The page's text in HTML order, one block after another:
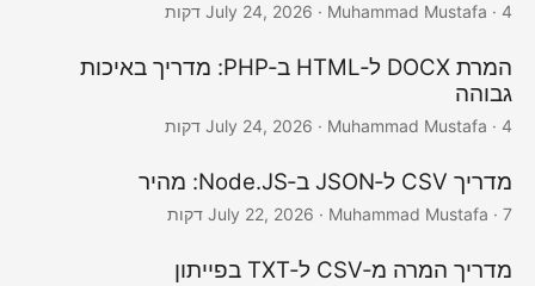
July 24, 2026 · Muhammad Mustafa · 4 דקות
המרת DOCX ל‑HTML ב‑PHP: מדריך באיכות
גבוהה
July 24, 2026 · Muhammad Mustafa · 4 דקות
מדריך CSV ל‑JSON ב‑Node.JS: מהיר
July 22, 2026 · Muhammad Mustafa · 7 דקות
מדריך המרה מ‑CSV ל‑TXT בפייתון